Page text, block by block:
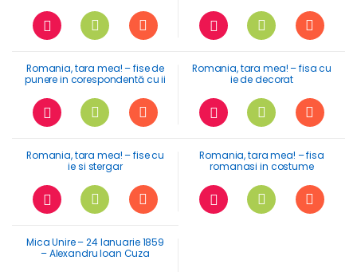
Romania, tara mea! – fise de
punere in corespondentă cu ii
Romania, tara mea! – fisa cu
ie de decorat
Romania, tara mea! – fise cu
ie si stergar
Romania, tara mea! – fisa
romanasi in costume
Mica Unire – 24 Ianuarie 1859
– Alexandru Ioan Cuza